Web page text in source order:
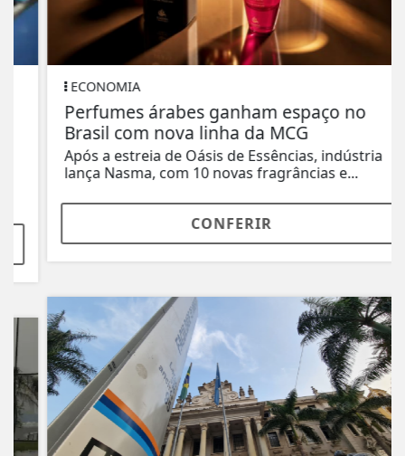
ECONOMIA
Perfumes árabes ganham espaço no
Brasil com nova linha da MCG
Após a estreia de Oásis de Essências, indústria
lança Nasma, com 10 novas fragrâncias e...
CONFERIR